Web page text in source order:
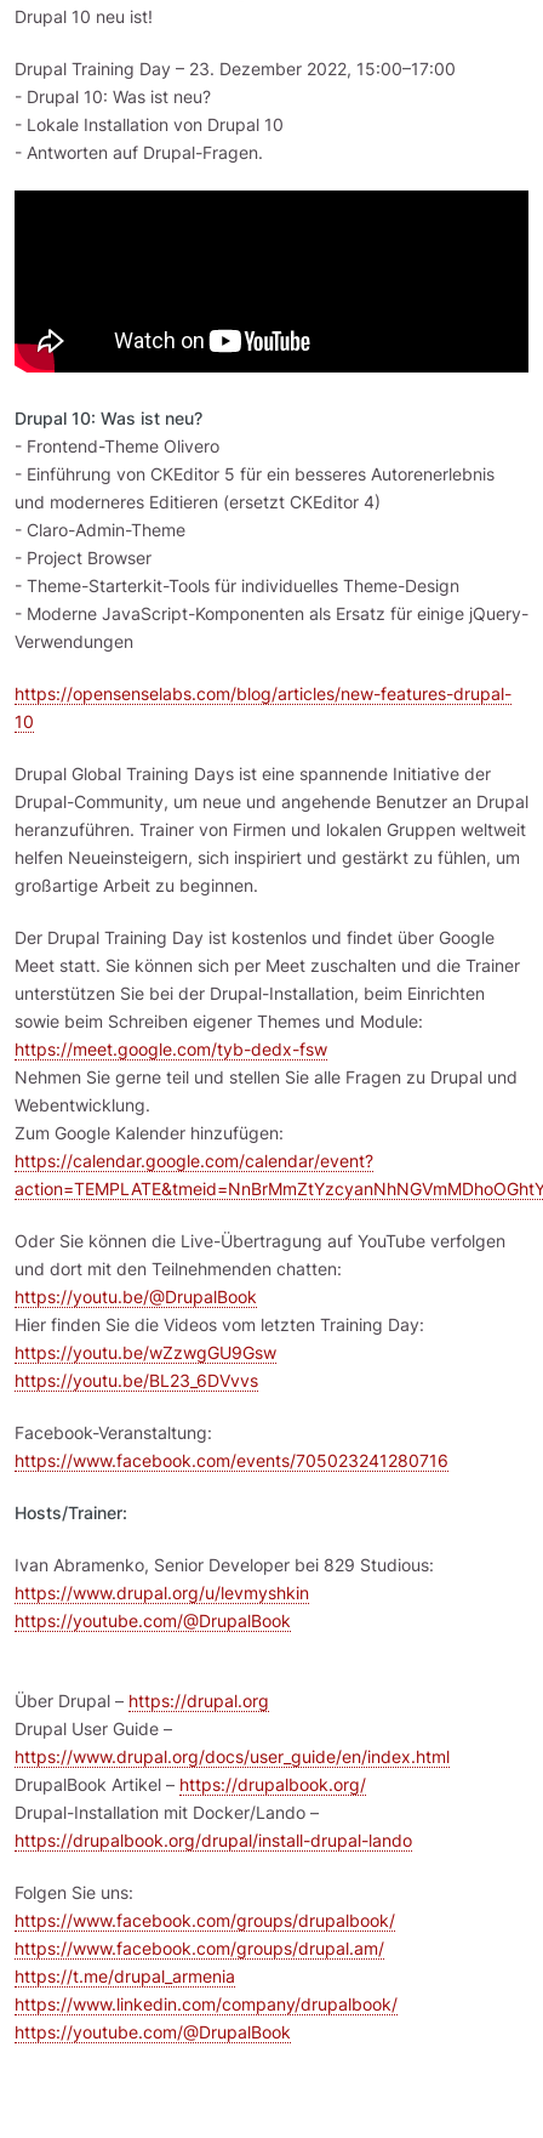
Drupal 10 neu ist!
Drupal Training Day – 23. Dezember 2022, 15:00–17:00
- Drupal 10: Was ist neu?
- Lokale Installation von Drupal 10
- Antworten auf Drupal-Fragen.
Drupal 10: Was ist neu?
- Frontend-Theme Olivero
- Einführung von CKEditor 5 für ein besseres Autorenerlebnis
und moderneres Editieren (ersetzt CKEditor 4)
- Claro-Admin-Theme
- Project Browser
- Theme-Starterkit-Tools für individuelles Theme-Design
- Moderne JavaScript-Komponenten als Ersatz für einige jQuery-
Verwendungen
https://opensenselabs.com/blog/articles/new-features-drupal-
10
Drupal Global Training Days ist eine spannende Initiative der
Drupal-Community, um neue und angehende Benutzer an Drupal
heranzuführen. Trainer von Firmen und lokalen Gruppen weltweit
helfen Neueinsteigern, sich inspiriert und gestärkt zu fühlen, um
großartige Arbeit zu beginnen.
Der Drupal Training Day ist kostenlos und findet über Google
Meet statt. Sie können sich per Meet zuschalten und die Trainer
unterstützen Sie bei der Drupal-Installation, beim Einrichten
sowie beim Schreiben eigener Themes und Module:
https://meet.google.com/tyb-dedx-fsw
Nehmen Sie gerne teil und stellen Sie alle Fragen zu Drupal und
Webentwicklung.
Zum Google Kalender hinzufügen:
https://calendar.google.com/calendar/event?
Oder Sie können die Live-Übertragung auf YouTube verfolgen
und dort mit den Teilnehmenden chatten:
https://youtu.be/@DrupalBook
Hier finden Sie die Videos vom letzten Training Day:
https://youtu.be/wZzwgGU9Gsw
https://youtu.be/BL23_6DVvvs
Facebook-Veranstaltung:
https://www.facebook.com/events/705023241280716
Hosts/Trainer:
Ivan Abramenko, Senior Developer bei 829 Studious:
https://www.drupal.org/u/levmyshkin
https://youtube.com/@DrupalBook
Über Drupal – https://drupal.org
Drupal User Guide –
https://www.drupal.org/docs/user_guide/en/index.html
DrupalBook Artikel – https://drupalbook.org/
Drupal-Installation mit Docker/Lando –
https://drupalbook.org/drupal/install-drupal-lando
Folgen Sie uns:
https://www.facebook.com/groups/drupalbook/
https://www.facebook.com/groups/drupal.am/
https://t.me/drupal_armenia
https://www.linkedin.com/company/drupalbook/
https://youtube.com/@DrupalBook